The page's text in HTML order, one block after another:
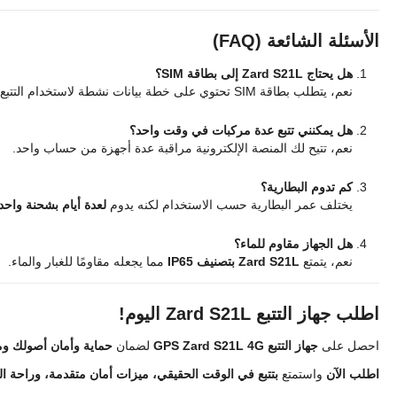
الأسئلة الشائعة (FAQ)
هل يحتاج Zard S21L إلى بطاقة SIM؟
نعم، يتطلب بطاقة SIM تحتوي على خطة بيانات نشطة لاستخدام التتبع في الوقت الحقيقي.
هل يمكنني تتبع عدة مركبات في وقت واحد؟
نعم، تتيح لك المنصة الإلكترونية مراقبة عدة أجهزة من حساب واحد.
كم تدوم البطارية؟
يختلف عمر البطارية حسب الاستخدام لكنه يدوم لعدة أيام بشحنة
هل الجهاز مقاوم للماء؟
نعم، يتمتع Zard S21L بتصنيف IP65 مما يجعله مقاومًا للغبار والماء.
اطلب جهاز التتبع Zard S21L اليوم!
احصل على جهاز التتبع GPS Zard S21L 4G لضمان حماية وأمان أصولك
اطلب الآن واستمتع بتتبع في الوقت الحقيقي، ميزات أمان متقدمة، وراحة